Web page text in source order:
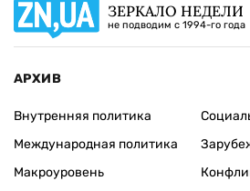
ЗЕРКАЛО НЕДЕЛИ
не подводим с 1994-го года
АРХИВ
Внутренняя политика
Международная политика
Макроуровень